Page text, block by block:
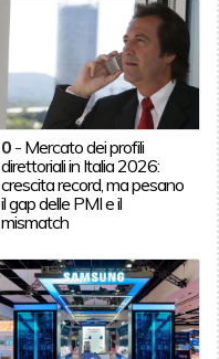
0 - Mercato dei profili
direttoriali in Italia 2026:
crescita record, ma pesano
il gap delle PMI e il
mismatch